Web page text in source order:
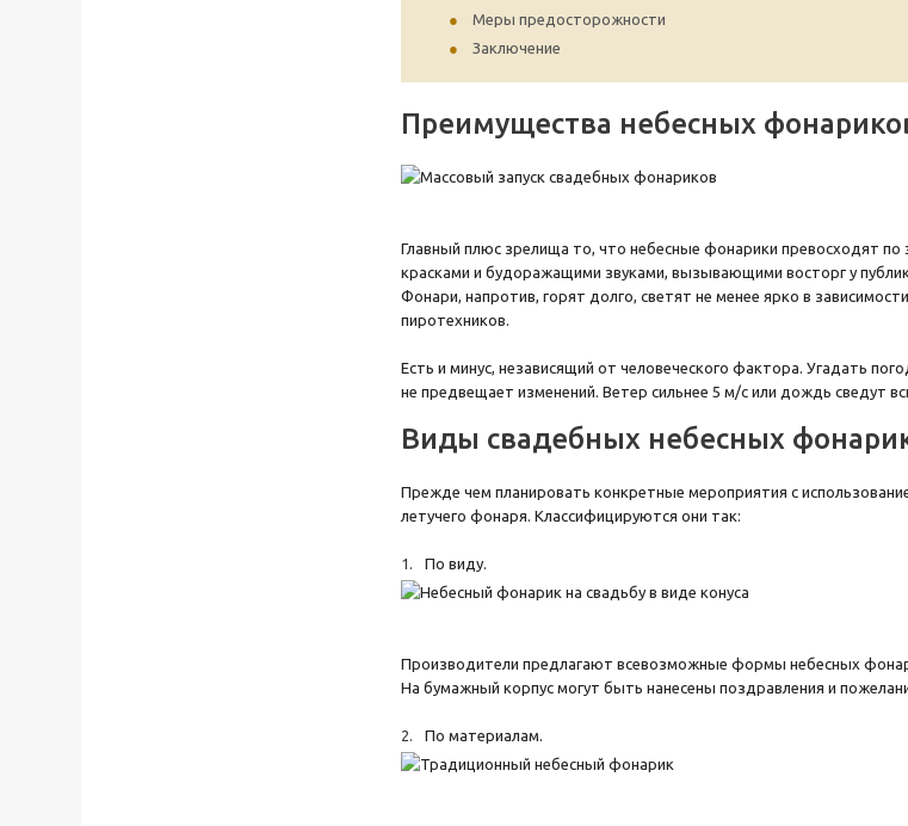
Меры предосторожности
Заключение
Преимущества небесных
Главный плюс зрелища то, что небесные фонарики превосходят
красками и будоражащими звуками, вызывающими восторг у
Фонари, напротив, горят долго, светят не менее ярко в
пиротехников.
Есть и минус, независящий от человеческого фактора. Угадать
не предвещает изменений. Ветер сильнее 5 м/с или дождь сведут
Виды свадебных небесных
Прежде чем планировать конкретные мероприятия с
летучего фонаря. Классифицируются они так:
По виду.
Производители предлагают всевозможные формы небесных
На бумажный корпус могут быть нанесены поздравления и
По материалам.